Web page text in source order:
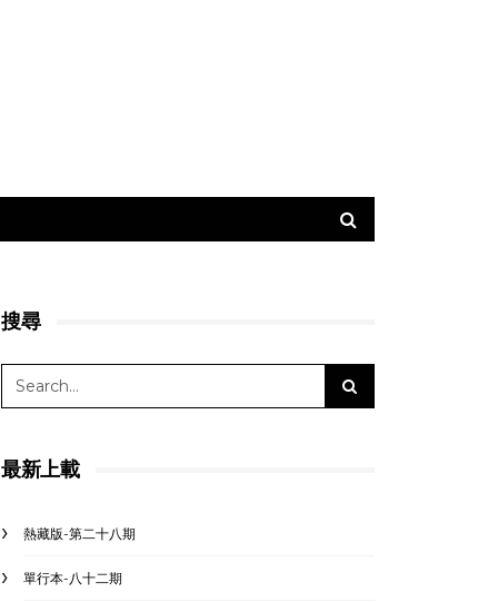
搜尋
最新上載
熱藏版-第二十八期
單行本-八十二期